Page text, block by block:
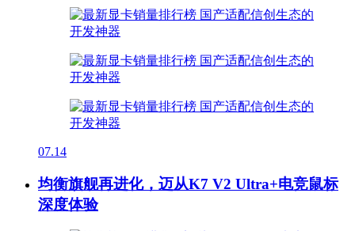
07.14
均衡旗舰再进化，迈从K7 V2 Ultra+电竞鼠标
深度体验